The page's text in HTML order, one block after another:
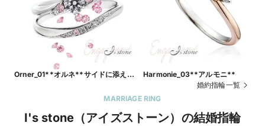
Orner_01**オルネ**サイドに添えら
Harmonie_03**アルモニ**
婚約指輪一覧
MARRIAGE RING
I's stone（アイズストーン）の結婚指輪